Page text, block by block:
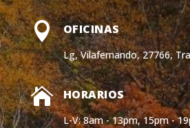
 OFICINAS
Lg, Vilafernando, 27766,
 HORARIOS
L-V: 8am - 13pm, 15pm -